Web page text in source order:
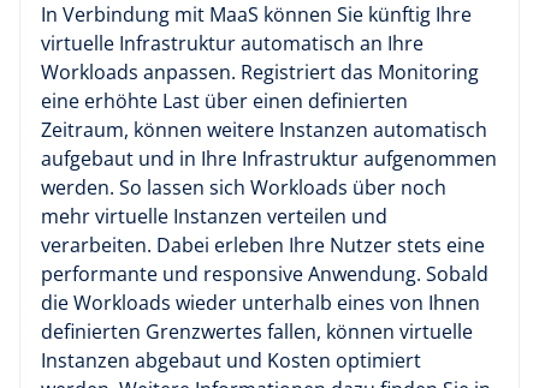
In Verbindung mit MaaS können Sie künftig Ihre
virtuelle Infrastruktur automatisch an Ihre
Workloads anpassen. Registriert das Monitoring
eine erhöhte Last über einen definierten
Zeitraum, können weitere Instanzen automatisch
aufgebaut und in Ihre Infrastruktur aufgenommen
werden. So lassen sich Workloads über noch
mehr virtuelle Instanzen verteilen und
verarbeiten. Dabei erleben Ihre Nutzer stets eine
performante und responsive Anwendung. Sobald
die Workloads wieder unterhalb eines von Ihnen
definierten Grenzwertes fallen, können virtuelle
Instanzen abgebaut und Kosten optimiert